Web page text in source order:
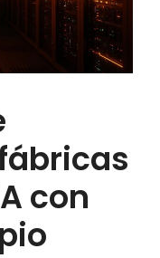
con